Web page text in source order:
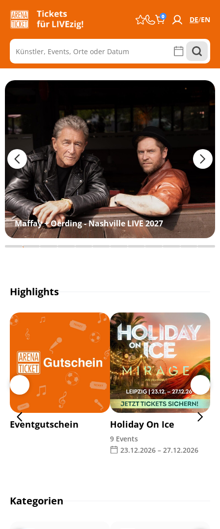
0 DE EN
Maffay + Oerding - Nashville LIVE 2027
Highlights
Eventgutschein Holiday On Ice
9 Events
23.12.2026 – 27.12.2026
Kategorien